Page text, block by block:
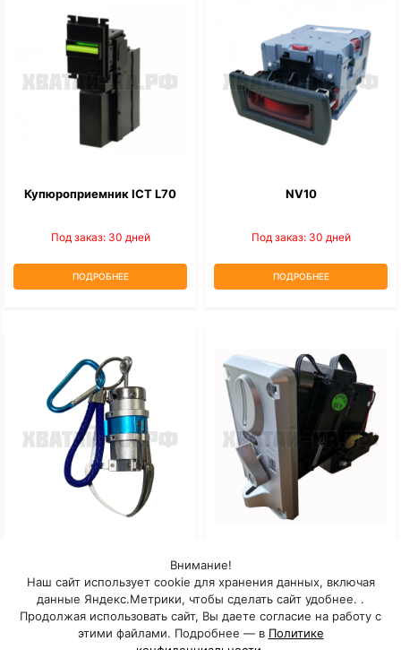
Купюроприемник ICT L70
Под заказ: 30 дней
ПОДРОБНЕЕ
NV10
Под заказ: 30 дней
ПОДРОБНЕЕ
Под заказ: 30 дней Под заказ: 30 дней
Внимание!
Наш сайт использует cookie для хранения данных, включая
данные Яндекс.Метрики, чтобы сделать сайт удобнее. .
Продолжая использовать сайт, Вы даете согласие на работу с
этими файлами. Подробнее — в Политике